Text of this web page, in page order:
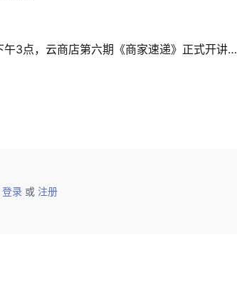
助力合作伙伴，加速经营增长！本周四（5月21日）下午3点，云商店第六期《商家速递》正式开讲！诚邀您的参与~
登录 或 注册